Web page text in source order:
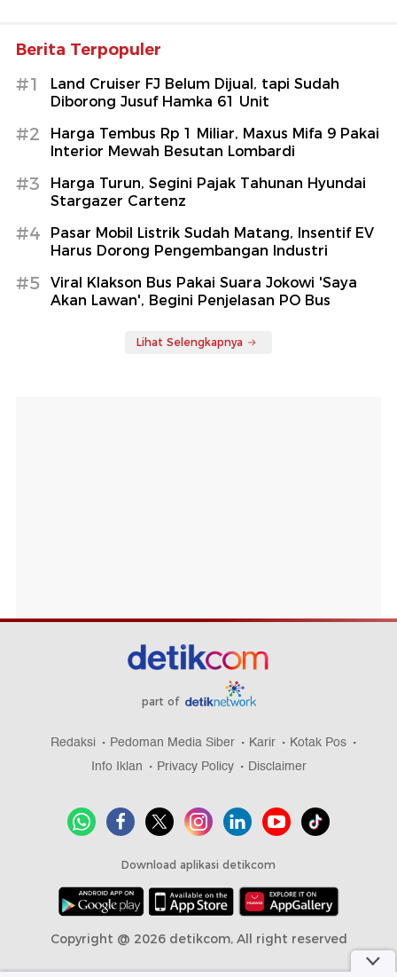
Berita Terpopuler
#1
Land Cruiser FJ Belum Dijual, tapi Sudah
Diborong Jusuf Hamka 61 Unit
#2
Harga Tembus Rp 1 Miliar, Maxus Mifa 9 Pakai
Interior Mewah Besutan Lombardi
#3
Harga Turun, Segini Pajak Tahunan Hyundai
Stargazer Cartenz
#4
Pasar Mobil Listrik Sudah Matang, Insentif EV
Harus Dorong Pengembangan Industri
#5
Viral Klakson Bus Pakai Suara Jokowi 'Saya
Akan Lawan', Begini Penjelasan PO Bus
Lihat Selengkapnya
part of
Redaksi Pedoman Media Siber Karir
Kotak Pos
Info Iklan
Privacy Policy Disclaimer
Download aplikasi detikcom
Copyright @ 2026 detikcom, All right reserved